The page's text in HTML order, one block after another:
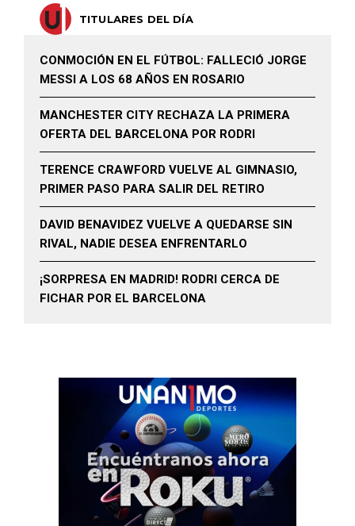
TITULARES DEL DÍA
CONMOCIÓN EN EL FÚTBOL: FALLECIÓ JORGE
MESSI A LOS 68 AÑOS EN ROSARIO
MANCHESTER CITY RECHAZA LA PRIMERA
OFERTA DEL BARCELONA POR RODRI
TERENCE CRAWFORD VUELVE AL GIMNASIO,
PRIMER PASO PARA SALIR DEL RETIRO
DAVID BENAVIDEZ VUELVE A QUEDARSE SIN
RIVAL, NADIE DESEA ENFRENTARLO
¡SORPRESA EN MADRID! RODRI CERCA DE
FICHAR POR EL BARCELONA